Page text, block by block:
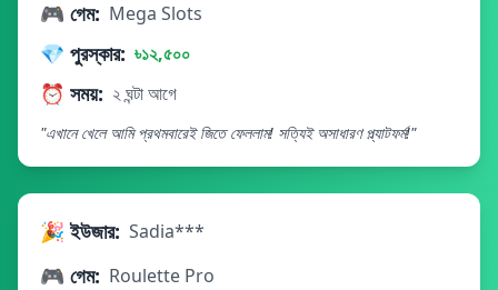
🎮 গেম: Mega Slots
💎 পুরস্কার: ৳১২,৫০০
⏰ সময়: ২ ঘন্টা আগে
"এখানে খেলে আমি প্রথমবারেই জিতে ফেললাম! সত্যিই অসাধারণ প্ল্যাটফর্ম!"
🎉 ইউজার: Sadia***
🎮 গেম: Roulette Pro